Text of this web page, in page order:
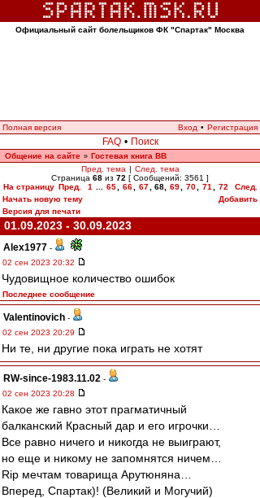
Официальный сайт болельщиков ФК "Спартак" Москва
Полная версия Вход • Регистрация
FAQ • Поиск
Общение на сайте » Гостевая книга ВВ
Пред. тема | След. тема
Страница 68 из 72 [ Сообщений: 3561 ]
На страницу Пред. 1 65 66 67 68, 69 70 71 72
След.
Начать новую тему
Добавить
Версия для печати
01.09.2023 - 30.09.2023
Alex1977 -
02 сен 2023 20:32
Чудовищное количество ошибок
Последнее сообщение
Valentinovich -
02 сен 2023 20:29
Ни те, ни другие пока играть не хотят
RW-since-1983.11.02 -
02 сен 2023 20:28
Какое же гавно этот прагматичный
балканский Красный дар и его игрочки…
Все равно ничего и никогда не выиграют,
но еще и никому не запомнятся ничем…
Rip мечтам товарища Арутюняна…
Вперед, Спартак)! (Великий и Могучий)